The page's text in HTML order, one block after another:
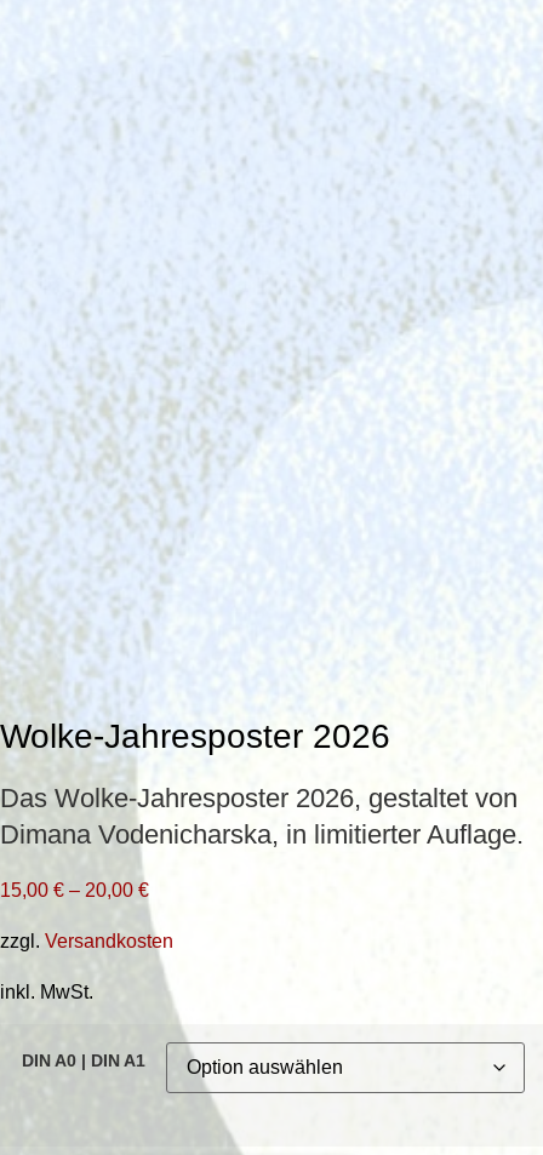
Wolke-Jahresposter 2026
Das Wolke-Jahresposter 2026, gestaltet von
Dimana Vodenicharska, in limitierter Auflage.
15,00 € – 20,00 €
zzgl. Versandkosten
inkl. MwSt.
DIN A0 | DIN A1